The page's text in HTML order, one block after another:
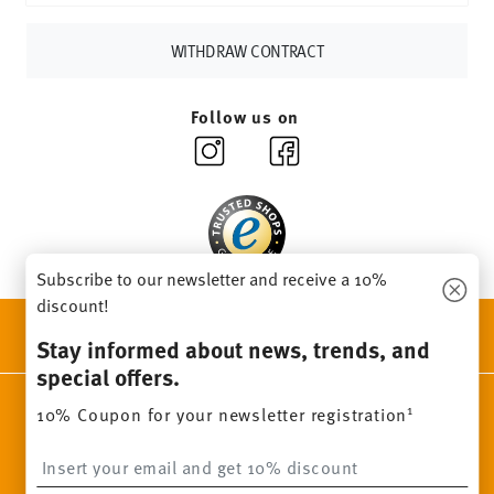
For returns, please use ourreturns service
WITHDRAW CONTRACT
Follow us on
Beauty & functionality for your home
Homepage General terms and conditions
Privacy policy
Subscribe to our newsletter and receive a 10%
discount!
Stay informed about news, trends, and
special offers.
10% Coupon for your newsletter registration1